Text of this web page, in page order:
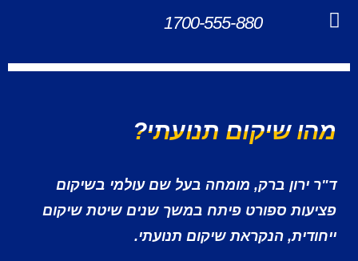
לתוכן
1700-555-880
מהו שיקום תנועתי?
ד"ר ירון ברק, מומחה בעל שם עולמי בשיקום
פציעות ספורט פיתח במשך שנים שיטת שיקום
ייחודית, הנקראת שיקום תנועתי.